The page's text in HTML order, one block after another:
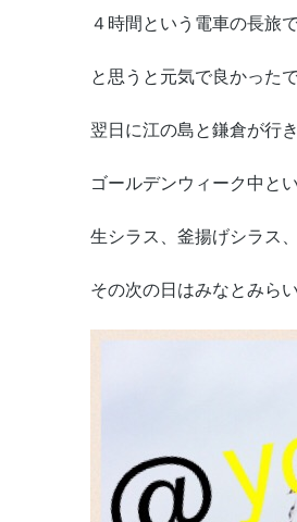
４時間という電車の長旅
と思うと元気で良かった
翌日に江の島と鎌倉が行
ゴールデンウィーク中と
生シラス、釜揚げシラス
その次の日はみなとみら